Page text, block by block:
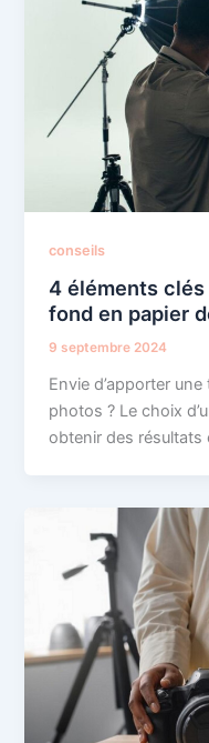
conseils
4 éléments
fond en papier
9 septembre 2024
Envie d’apporter
photos ? Le choix
obtenir des résultats